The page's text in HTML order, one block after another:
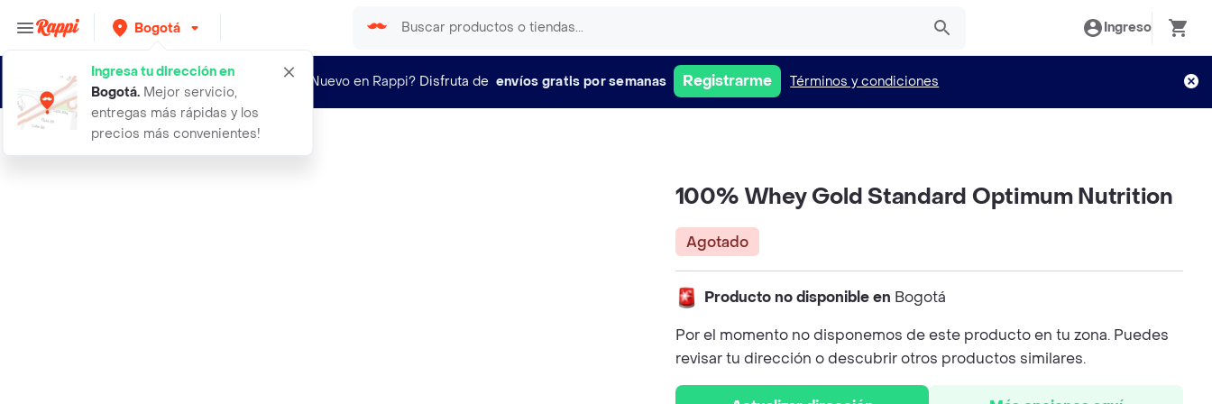
Bogotá
Ingresa tu dirección en
Bogotá. Mejor servicio,
entregas más rápidas y los
precios más convenientes!
Ingreso
¿Nuevo en Rappi? Disfruta de envíos gratis por semanas Registrarme Términos y condiciones
100por ciento whey gold standard op
100% Whey Gold Standard Optimum Nutrition
Agotado
Producto no disponible en Bogotá
Por el momento no disponemos de este producto en tu zona. Puedes
revisar tu dirección o descubrir otros productos similares.